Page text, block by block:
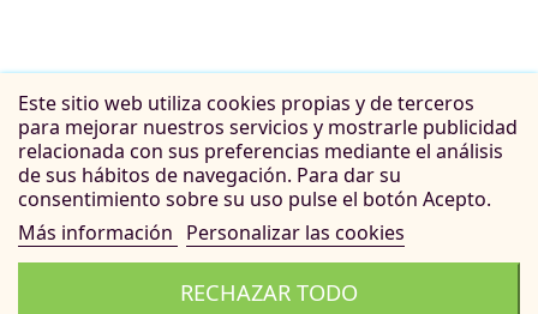
Este sitio web utiliza cookies propias y de terceros
para mejorar nuestros servicios y mostrarle publicidad
relacionada con sus preferencias mediante el análisis
de sus hábitos de navegación. Para dar su
consentimiento sobre su uso pulse el botón Acepto.
Más información Personalizar las cookies
RECHAZAR TODO